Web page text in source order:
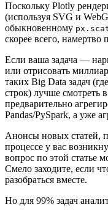
Поскольку Plotly
(используя SVG и
обыкновенному
скорее всего, намертво
Если ваша задача —
или отрисовать
таких Big Data задач
строк) лучше смотреть
предварительно
Pandas/PySpark, а уже
Анонсы новых статей,
процессе у вас
вопрос по этой статье
Смело заходите, если
разобраться вместе.
Но для 99% задач